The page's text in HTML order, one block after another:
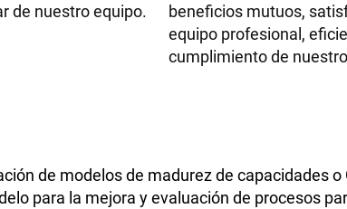
de nuestro equipo.
beneficios mutuos,
equipo profesional,
cumplimiento de
de modelos de madurez de capacidades o
para la mejora y evaluación de procesos